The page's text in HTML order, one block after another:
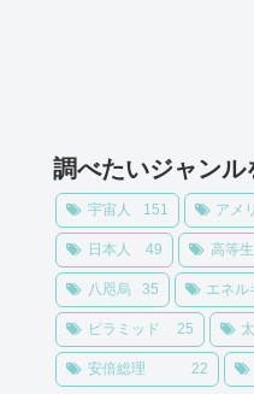
調べたいジャンル
宇宙人 151 アメ
日本人 49 高等
八咫烏 35 エネル
ピラミッド 25
安倍総理 22